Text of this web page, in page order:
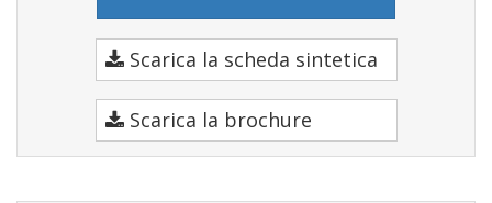
Scarica la scheda sintetica
Scarica la brochure